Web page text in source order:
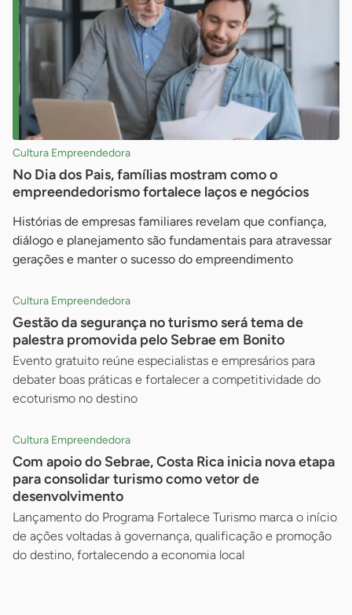
Cultura Empreendedora
No Dia dos Pais, famílias mostram como o
empreendedorismo fortalece laços e negócios
Histórias de empresas familiares revelam que confiança,
diálogo e planejamento são fundamentais para atravessar
gerações e manter o sucesso do empreendimento
Cultura Empreendedora
Gestão da segurança no turismo será tema de
palestra promovida pelo Sebrae em Bonito
Evento gratuito reúne especialistas e empresários para
debater boas práticas e fortalecer a competitividade do
ecoturismo no destino
Cultura Empreendedora
Com apoio do Sebrae, Costa Rica inicia nova etapa
para consolidar turismo como vetor de
desenvolvimento
Lançamento do Programa Fortalece Turismo marca o início
de ações voltadas à governança, qualificação e promoção
do destino, fortalecendo a economia local